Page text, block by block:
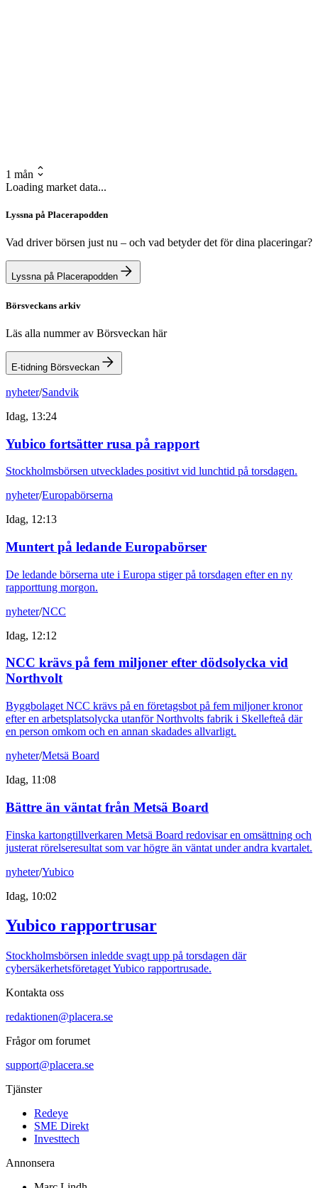
1 mån
Loading market data...
Lyssna på Placerapodden
Vad driver börsen just nu – och vad betyder det för dina placeringar?
Lyssna på Placerapodden
Börsveckans arkiv
Läs alla nummer av Börsveckan här
E-tidning Börsveckan
nyheter/Sandvik
Idag, 13:24
Yubico fortsätter rusa på rapport
Stockholmsbörsen utvecklades positivt vid lunchtid på torsdagen.
nyheter/Europabörserna
Idag, 12:13
Muntert på ledande Europabörser
De ledande börserna ute i Europa stiger på torsdagen efter en ny
rapporttung morgon.
nyheter/NCC
Idag, 12:12
NCC krävs på fem miljoner efter dödsolycka vid
Northvolt
Byggbolaget NCC krävs på en företagsbot på fem miljoner kronor
efter en arbetsplatsolycka utanför Northvolts fabrik i Skellefteå där
en person omkom och en annan skadades allvarligt.
nyheter/Metsä Board
Idag, 11:08
Bättre än väntat från Metsä Board
Finska kartongtillverkaren Metsä Board redovisar en omsättning och
justerat rörelseresultat som var högre än väntat under andra kvartalet.
nyheter/Yubico
Idag, 10:02
Yubico rapportrusar
Stockholmsbörsen inledde svagt upp på torsdagen där
cybersäkerhetsföretaget Yubico rapportrusade.
Kontakta oss
redaktionen@placera.se
Frågor om forumet
support@placera.se
Tjänster
Redeye
SME Direkt
Investtech
Annonsera